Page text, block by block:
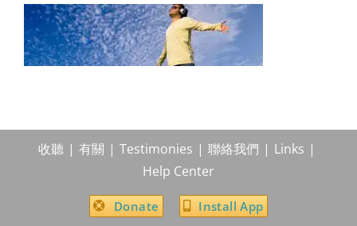
收聽 有關 Testimonies 聯絡我們
Links
Help Center
Donate Install App